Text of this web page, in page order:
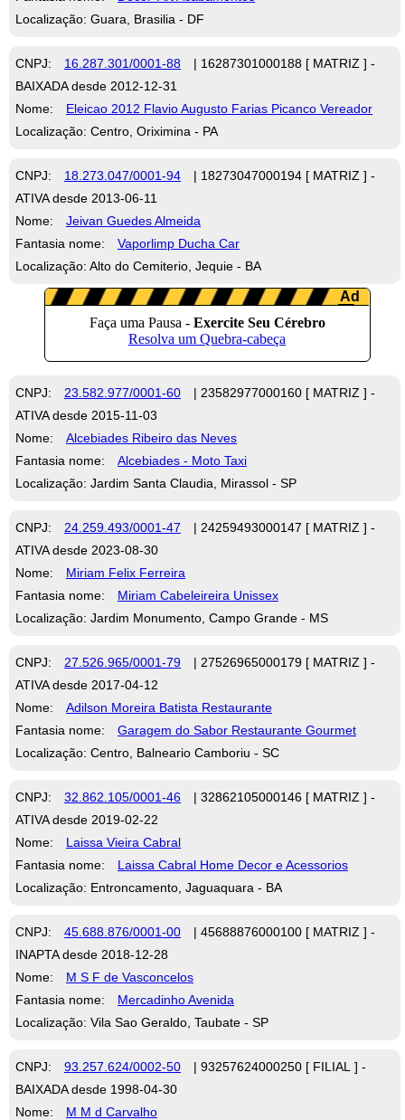
Localização: Guara, Brasilia - DF
CNPJ: 16.287.301/0001-88
| 16287301000188 [ MATRIZ ] -
BAIXADA desde 2012-12-31
Nome:
Eleicao 2012 Flavio Augusto Farias Picanco Vereador
Localização: Centro, Oriximina - PA
CNPJ: 18.273.047/0001-94
| 18273047000194 [ MATRIZ ] -
ATIVA desde 2013-06-11
Nome:
Jeivan Guedes Almeida
Fantasia nome:
Vaporlimp Ducha Car
Localização: Alto do Cemiterio, Jequie - BA
CNPJ: 23.582.977/0001-60
| 23582977000160 [ MATRIZ ] -
ATIVA desde 2015-11-03
Nome:
Alcebiades Ribeiro das Neves
Fantasia nome:
Alcebiades - Moto Taxi
Localização: Jardim Santa Claudia, Mirassol - SP
CNPJ: 24.259.493/0001-47
| 24259493000147 [ MATRIZ ] -
ATIVA desde 2023-08-30
Nome:
Miriam Felix Ferreira
Fantasia nome:
Miriam Cabeleireira Unissex
Localização: Jardim Monumento, Campo Grande - MS
CNPJ: 27.526.965/0001-79
| 27526965000179 [ MATRIZ ] -
ATIVA desde 2017-04-12
Nome:
Adilson Moreira Batista Restaurante
Fantasia nome:
Garagem do Sabor Restaurante Gourmet
Localização: Centro, Balneario Camboriu - SC
CNPJ: 32.862.105/0001-46
| 32862105000146 [ MATRIZ ] -
ATIVA desde 2019-02-22
Nome:
Laissa Vieira Cabral
Fantasia nome:
Laissa Cabral Home Decor e Acessorios
Localização: Entroncamento, Jaguaquara - BA
CNPJ: 45.688.876/0001-00
| 45688876000100 [ MATRIZ ] -
INAPTA desde 2018-12-28
Nome:
M S F de Vasconcelos
Fantasia nome:
Mercadinho Avenida
Localização: Vila Sao Geraldo, Taubate - SP
CNPJ: 93.257.624/0002-50
| 93257624000250 [ FILIAL ] -
BAIXADA desde 1998-04-30
Nome:
M M d Carvalho